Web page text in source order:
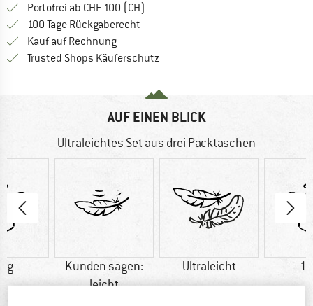
Portofrei ab CHF 100 (CH)
100 Tage Rückgaberecht
Kauf auf RechnungFinde die Zahlungs-Infos hier! Öffnet
Trusted Shops Käuferschutz
AUF EINEN BLICK
Ultraleichtes Set aus drei Packtaschen
g
Kunden sagen:
leicht
Ultraleicht